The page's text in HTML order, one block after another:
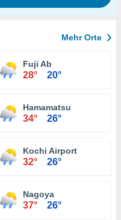
Mehr Orte
Fuji Ab
28° 20°
Hamamatsu
34° 26°
Kochi Airport
32° 26°
Nagoya
37° 26°